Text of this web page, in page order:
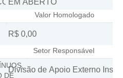
do PJe
do e-Gestão e de Tabelas
Valor Homologado
Setor Responsável